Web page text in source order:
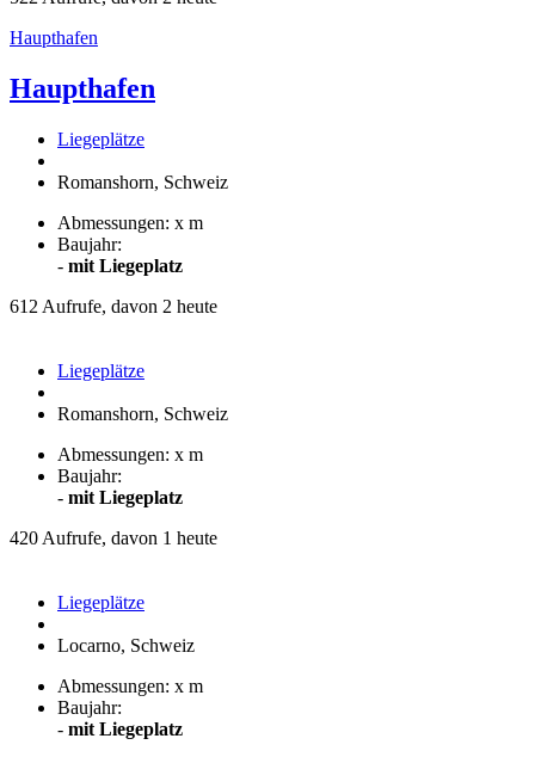
Haupthafen
Haupthafen
Liegeplätze
Romanshorn, Schweiz
Abmessungen: x m
Baujahr:
- mit Liegeplatz
612 Aufrufe, davon 2 heute
Liegeplätze
Romanshorn, Schweiz
Abmessungen: x m
Baujahr:
- mit Liegeplatz
420 Aufrufe, davon 1 heute
Liegeplätze
Locarno, Schweiz
Abmessungen: x m
Baujahr:
- mit Liegeplatz